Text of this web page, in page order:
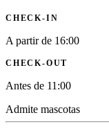
CHECK-IN
A partir de 16:00
CHECK-OUT
Antes de 11:00
Admite mascotas